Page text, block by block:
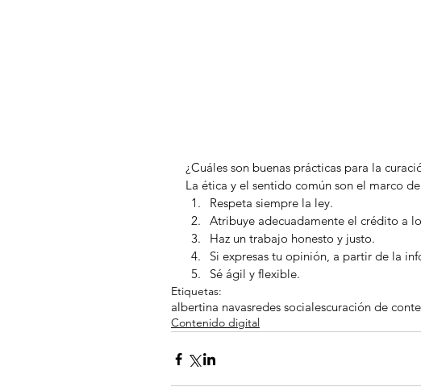
¿Cuáles son buenas prácticas para la
La ética y el sentido común son el marco
Respeta siempre la ley.
Atribuye adecuadamente el crédito a
Haz un trabajo honesto y justo.
Si expresas tu opinión, a partir de la
Sé ágil y flexible.
Etiquetas:
albertina navasredes socialescuración de
Contenido digital